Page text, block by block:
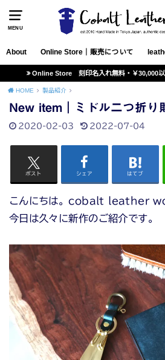
MENU
About Online Store｜販売について
Online Store 刻印名入れ無料・￥30,000以
HOME 製品紹介
New item｜ミドル二つ折り
2020-02-03 2022-07-04
ポスト シェア はてブ
こんにちは。cobalt leather
今日は久々に新作のご紹介です。